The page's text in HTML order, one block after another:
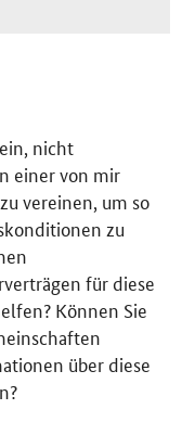
nicht
einer von mir
vereinen, um so
zu
für diese
Können Sie
über diese